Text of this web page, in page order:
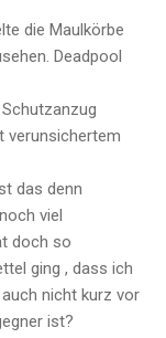
die Maulkörbe
Deadpool
verunsichertem
das denn
viel
doch so
ging , dass ich
nicht kurz vor
ist?